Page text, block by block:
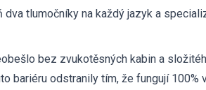
dva tlumočníky na každý jazyk a
bez zvukotěsných kabin a
bariéru odstranily tím, že fungují 100%